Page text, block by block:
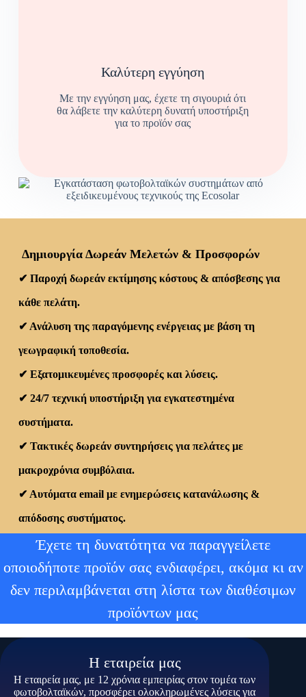
Καλύτερη εγγύηση
Με την εγγύηση μας, έχετε τη σιγουριά ότι
θα λάβετε την καλύτερη δυνατή υποστήριξη
για το προϊόν σας
Δημιουργία Δωρεάν Μελετών & Προσφορών
✔ Παροχή δωρεάν εκτίμησης κόστους & απόσβεσηςγια
κάθε πελάτη.
✔ Ανάλυση της παραγόμενης ενέργειαςμε βάση τη
γεωγραφική τοποθεσία.
✔ Εξατομικευμένες προσφορές και λύσεις.
✔ 24/7 τεχνική υποστήριξηγια εγκατεστημένα
συστήματα.
✔ Τακτικές δωρεάν συντηρήσειςγια πελάτες με
μακροχρόνια συμβόλαια.
✔ Αυτόματα email με ενημερώσεις κατανάλωσης &
απόδοσης συστήματος.
Έχετε τη δυνατότητα να παραγγείλετε
οποιοδήποτε προϊόν σας ενδιαφέρει, ακόμα κι αν
δεν περιλαμβάνεται στη λίστα των διαθέσιμων
προϊόντων μας
Η εταιρεία μας
Η εταιρεία μας, με 12 χρόνια εμπειρίας στον τομέα των
φωτοβολταϊκών, προσφέρει ολοκληρωμένες λύσεις για